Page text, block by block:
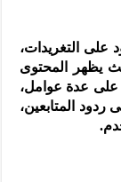
على التغريدات،
يظهر المحتوى
على عدة عوامل،
المتابعين،